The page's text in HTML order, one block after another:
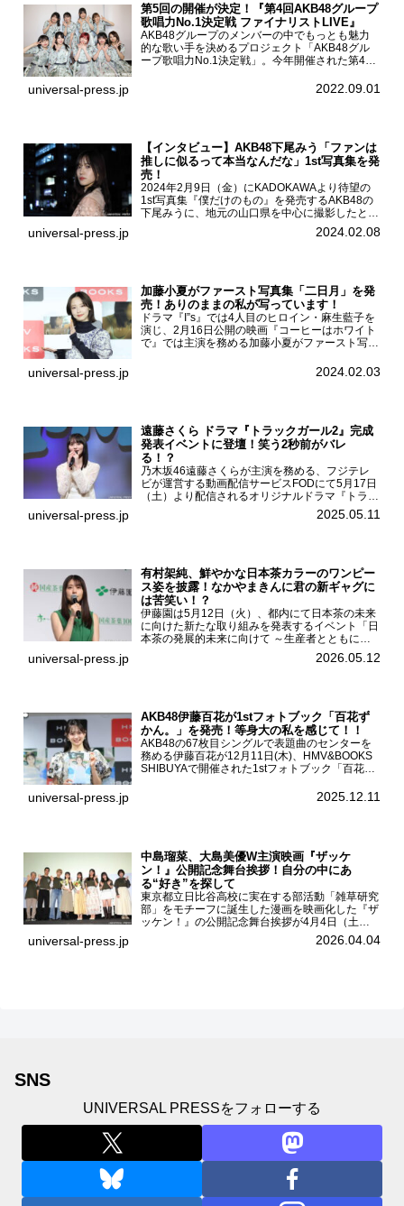
第5回の開催が決定！『第4回AKB48グループ
歌唱力No.1決定戦 ファイナリストLIVE』
AKB48グループのメンバーの中でもっとも魅力
的な歌い手を決めるプロジェクト「AKB48グル
ープ歌唱力No.1決定戦」。今年開催された第4回
る一夜限りのライブイベント「ファイナリスト
universal-press.jp 2022.09.01
【インタビュー】AKB48下尾みう「ファンは
推しに似るって本当なんだな」1st写真集を発
売！
2024年2月9日（金）にKADOKAWAより待望の
1st写真集『僕だけのもの』を発売するAKB48の
下尾みうに、地元の山口県を中心に撮影したとい
う今回の写真集についてインタビューをお願いし
た。1st写真集『僕だけのもの』を発売する
universal-press.jp 2024.02.08
加藤小夏がファースト写真集「二日月」を発
売！ありのままの私が写っています！
ドラマ『I”s』では4人目のヒロイン・麻生藍子を
演じ、2月16日公開の映画『コーヒーはホワイト
で』では主演を務める加藤小夏がファースト写真
記念イベントをHMV＆BOOKS SHIBUYAで開催
universal-press.jp 2024.02.03
遠藤さくら ドラマ『トラックガール2』完成
発表イベントに登壇！笑う2秒前がバレ
る！？
乃木坂46遠藤さくらが主演を務める、フジテレ
ビが運営する動画配信サービスFODにて5月17日
（土）より配信されるオリジナルドラマ『トラッ
クガール2』の完成発表イベントが５月10日
（土）都内で開催された。FODドラマ『トラック
universal-press.jp 2025.05.11
有村架純、鮮やかな日本茶カラーのワンピー
ス姿を披露！なかやまきんに君の新ギャグに
は苦笑い！？
伊藤園は5月12日（火）、都内にて日本茶の未来
に向けた新たな取り組みを発表するイベント「日
本茶の発展的未来に向けて ～生産者とともに。
日本茶を世界へ～」を開催。イベントには伊藤園
のCMキャラクターを務める有村架純、伊藤園よ
universal-press.jp 2026.05.12
AKB48伊藤百花が1stフォトブック「百花ず
かん。」を発売！等身大の私を感じて！！
AKB48の67枚目シングルで表題曲のセンターを
務める伊藤百花が12月11日(木)、HMV&BOOKS
SHIBUYAで開催された1stフォトブック「百花ず
した。AKB48伊藤百花1stフォトブッ...
universal-press.jp 2025.12.11
中島瑠菜、大島美優W主演映画『ザッケ
ン！』公開記念舞台挨拶！自分の中にあ
る“好き”を探して
東京都立日比谷高校に実在する部活動「雑草研究
部」をモチーフに誕生した漫画を映画化した『ザ
ッケン！』の公開記念舞台挨拶が4月4日（土）
ユナイテッドシネマお台場で開催され、出演者の
中島瑠菜、大島美優、八神遼介（ICEx）、阿佐
universal-press.jp 2026.04.04
SNS
UNIVERSAL PRESSをフォローする